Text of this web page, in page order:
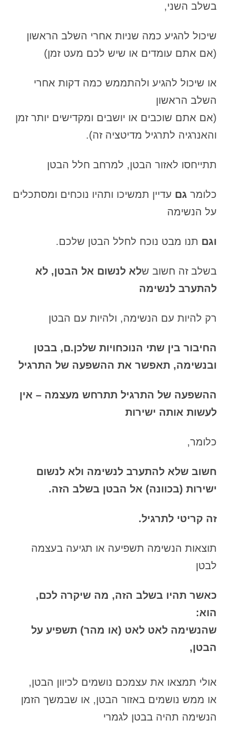
בשלב השני,
שיכול להגיע כמה שניות אחרי השלב הראשון
(אם אתם עומדים או שיש לכם מעט זמן)
או שיכול להגיע ולהתממש כמה דקות אחרי
השלב הראשון
(אם אתם שוכבים או יושבים ומקדישים יותר זמן
והאנרגיה לתרגיל מדיטציה זה).
תתייחסו לאזור הבטן, למרחב חלל הבטן
כלומר גם עדיין תמשיכו ותהיו נוכחים ומסתכלים
על הנשימה
וגם תנו מבט נוכח לחלל הבטן שלכם.
בשלב זה חשוב שלא לנשום אל הבטן, לא
להתערב לנשימה
רק להיות עם הנשימה, ולהיות עם הבטן
החיבור בין שתי הנוכחויות שלכן.ם, בבטן
ובנשימה, תאפשר את ההשפעה של התרגיל
ההשפעה של התרגיל תתרחש מעצמה – אין
לעשות אותה ישירות
כלומר,
חשוב שלא להתערב לנשימה ולא לנשום
ישירות (בכוונה) אל הבטן בשלב הזה.
זה קריטי לתרגיל.
תוצאות הנשימה תשפיעה או תגיעה בעצמה
לבטן
כאשר תהיו בשלב הזה, מה שיקרה לכם,
הוא:
שהנשימה לאט לאט (או מהר) תשפיע על
הבטן,
אולי תמצאו את עצמכם נושמים לכיוון הבטן,
או ממש נושמים באזור הבטן, או שבמשך הזמן
הנשימה תהיה בבטן לגמרי